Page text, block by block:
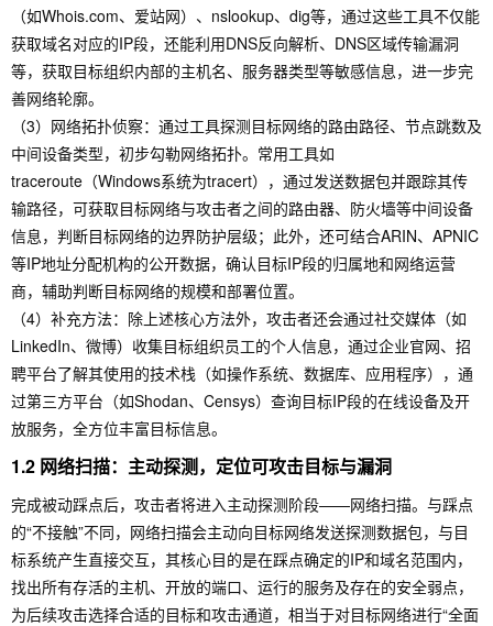
（如Whois.com、爱站网）、nslookup、dig等，通过这些工具不仅能
获取域名对应的IP段，还能利用DNS反向解析、DNS区域传输漏洞
等，获取目标组织内部的主机名、服务器类型等敏感信息，进一步完
善网络轮廓。
（3）网络拓扑侦察：通过工具探测目标网络的路由路径、节点跳数及
中间设备类型，初步勾勒网络拓扑。常用工具如
traceroute（Windows系统为tracert），通过发送数据包并跟踪其传
输路径，可获取目标网络与攻击者之间的路由器、防火墙等中间设备
信息，判断目标网络的边界防护层级；此外，还可结合ARIN、APNIC
等IP地址分配机构的公开数据，确认目标IP段的归属地和网络运营
商，辅助判断目标网络的规模和部署位置。
（4）补充方法：除上述核心方法外，攻击者还会通过社交媒体（如
LinkedIn、微博）收集目标组织员工的个人信息，通过企业官网、招
聘平台了解其使用的技术栈（如操作系统、数据库、应用程序），通
过第三方平台（如Shodan、Censys）查询目标IP段的在线设备及开
放服务，全方位丰富目标信息。
1.2 网络扫描：主动探测，定位可攻击目标与漏洞
完成被动踩点后，攻击者将进入主动探测阶段——网络扫描。与踩点
的“不接触”不同，网络扫描会主动向目标网络发送探测数据包，与目
标系统产生直接交互，其核心目的是在踩点确定的IP和域名范围内，
找出所有存活的主机、开放的端口、运行的服务及存在的安全弱点，
为后续攻击选择合适的目标和攻击通道，相当于对目标网络进行“全面